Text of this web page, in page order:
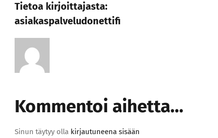
Tietoa kirjoittajasta:
asiakaspalveludonettifi
Kommentoi aihetta...
Sinun täytyy olla kirjautuneena sisään